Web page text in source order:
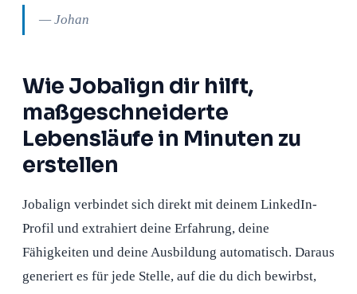
— Johan
Wie Jobalign dir hilft,
maßgeschneiderte
Lebensläufe in Minuten zu
erstellen
Jobalign verbindet sich direkt mit deinem LinkedIn-
Profil und extrahiert deine Erfahrung, deine
Fähigkeiten und deine Ausbildung automatisch. Daraus
generiert es für jede Stelle, auf die du dich bewirbst,